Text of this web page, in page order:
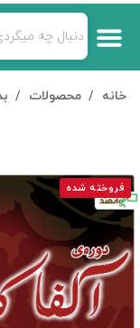
خانه محصولات
فروخته شده